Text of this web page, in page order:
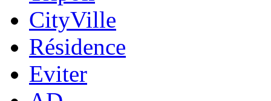
CityVille
Résidence
Eviter